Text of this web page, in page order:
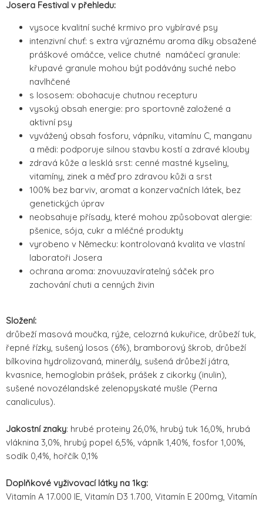
Josera Festival v přehledu:
vysoce kvalitní suché krmivo pro vybíravé psy
intenzivní chuť: s extra výraznému aroma díky obsažené
práškové omáčce, velice chutné namáčecí granule:
křupavé granule mohou být podávány suché nebo
navlhčené
s lososem: obohacuje chutnou recepturu
vysoký obsah energie: pro sportovně založené a
aktivní psy
vyvážený obsah fosforu, vápníku, vitamínu C, manganu
a mědi: podporuje silnou stavbu kostí a zdravé klouby
zdravá kůže a lesklá srst: cenné mastné kyseliny,
vitamíny, zinek a měď pro zdravou kůži a srst
100% bez barviv, aromat a konzervačních látek, bez
genetických úprav
neobsahuje přísady, které mohou způsobovat alergie:
pšenice, sója, cukr a mléčné produkty
vyrobeno v Německu: kontrolovaná kvalita ve vlastní
laboratoři Josera
ochrana aroma: znovuuzavíratelný sáček pro
zachování chuti a cenných živin
Složení:
drůbeží masová moučka, rýže, celozrná kukuřice, drůbeží tuk,
řepné řízky, sušený losos (6%), bramborový škrob, drůbeží
bílkovina hydrolizovaná, minerály, sušená drůbeží játra,
kvasnice, hemoglobin prášek, prášek z cikorky (inulin),
sušené novozélandské zelenopyskaté mušle (Perna
canaliculus).
Jakostní znaky: hrubé proteiny 26,0%, hrubý tuk 16,0%, hrubá
vláknina 3,0%, hrubý popel 6,5%, vápník 1,40%, fosfor 1,00%,
sodík 0,4%, hořčík 0,1%
Doplňkové vyživovací látky na 1kg:
Vitamín A 17.000 IE, Vitamín D3 1.700, Vitamín E 200mg, Vitamín